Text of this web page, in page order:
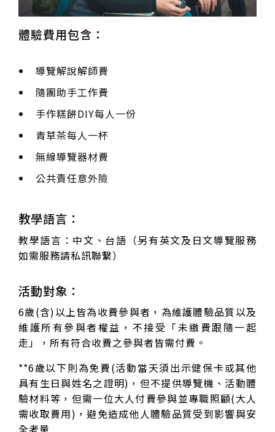
體驗費用包含：
導覽解說解師費
隨團助手工作費
手作糕餅DIY每人一份
青草茶每人一杯
無線導覽器材費
公共責任意外險
教學語言：
教學語言：中文、台語（另有英文及日文導覽服務
如需服務請私訊聯繫）
活動對象：
6歲(含)以上皆為收費參與者，為維護體驗品質以及
維護所有參與者權益，不接受「未繳費跟隨一起
走」，所有符合收費之參與者皆需付費。
**6歲以下則為免費(活動當天須出示健保卡或其他
具有生日與姓名之證明)，但不提供導覽機、活動體
驗材料等，但需一位大人付費參與並專職照顧(大人
需收取費用)，避免造成他人體驗品質受到影響與安